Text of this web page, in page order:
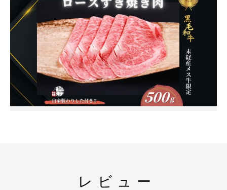
レビュー